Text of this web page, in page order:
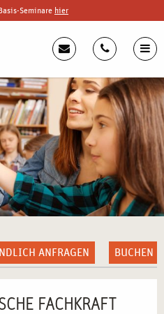
Seminare hier
ANFRAGEN BUCHEN
FACHKRAFT